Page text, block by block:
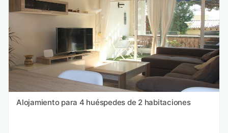
Alojamiento para 4 huéspedes de 2 habitaciones